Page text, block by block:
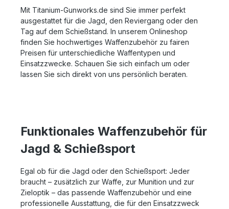
Magnum paßt für die folgenden Kaliber: .257
Weatherby Magnum .264 Winchester Magnum .270
Weatherby Magnum .284 Winchester .300 H&H
Magnum .300 Weatherby Magnum .300 Winchester
Magnum .308 Norma Magnum .338 Winchester
Magnum .340 Weatherby Magnum .358 Norma
Magnum .375 Weatherby Magnum .375 H&H Magnum
Mit Titanium-Gunworks.de sind Sie immer perfekt
ausgestattet für die Jagd, den Reviergang oder den
Tag auf dem Schießstand. In unserem Onlineshop
finden Sie hochwertiges Waffenzubehör zu fairen
Preisen für unterschiedliche Waffentypen und
Einsatzzwecke. Schauen Sie sich einfach um oder
lassen Sie sich direkt von uns persönlich beraten.
Funktionales Waffenzubehör für
Jagd & Schießsport
Egal ob für die Jagd oder den Schießsport: Jeder
braucht – zusätzlich zur Waffe, zur Munition und zur
Zieloptik – das passende Waffenzubehör und eine
professionelle Ausstattung, die für den Einsatzzweck